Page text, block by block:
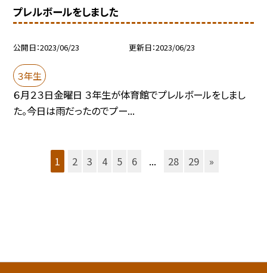
プレルボールをしました
公開日 2023/06/23 更新日 2023/06/23
３年生
６月２３日金曜日 ３年生が体育館でプレルボールをしまし
た。今日は雨だったのでプー...
1 2 3 4 5 6 ... 28 29 »